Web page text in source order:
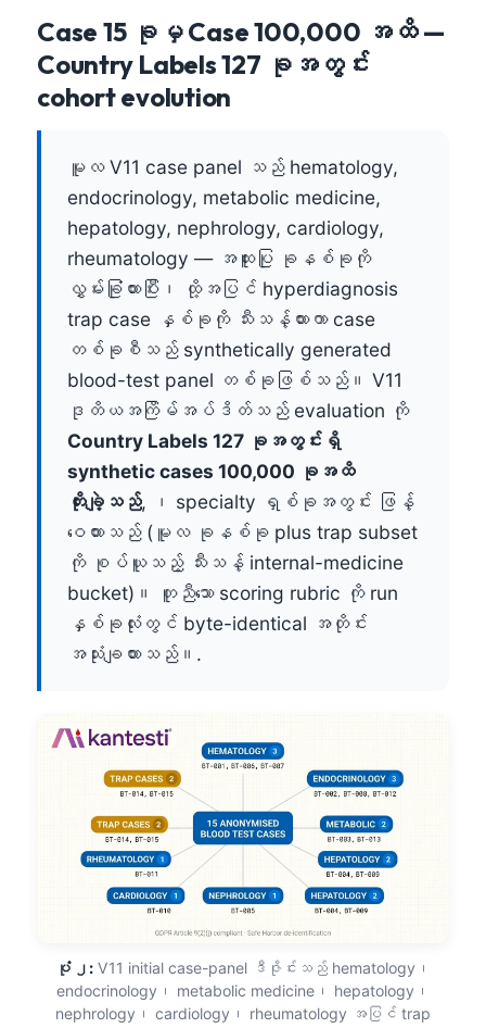
Case 15 ခုမှ Case 100,000 အထိ —
Country Labels 127 ခုအတွင်း
cohort evolution
မူလ V11 case panel သည် hematology,
endocrinology, metabolic medicine,
hepatology, nephrology, cardiology,
rheumatology — အထူးပြု ခုနစ်ခုကို
လွှမ်းခြုံထားပြီး၊ ထို့အပြင် hyperdiagnosis
trap case နှစ်ခုကို သီးသန့်ထားကာ case
တစ်ခုစီသည် synthetically generated
blood-test panel တစ်ခုဖြစ်သည်။ V11
ဒုတိယအကြိမ်အပ်ဒိတ်သည် evaluation ကို
Country Labels 127 ခုအတွင်းရှိ
synthetic cases 100,000 ခုအထိ
တိုးချဲ့သည်, ၊ specialty ရှစ်ခုအတွင်း ဖြန့်
ဝေထားသည် (မူလ ခုနစ်ခု plus trap subset
ကို စုပ်ယူသည့် သီးသန့် internal-medicine
bucket)။ တူညီသော scoring rubric ကို run
နှစ်ခုလုံးတွင် byte-identical အတိုင်း
အသုံးချထားသည်။.
ပုံ ၂: V11 initial case-panel ဒီဇိုင်းသည် hematology၊
endocrinology၊ metabolic medicine၊ hepatology၊
nephrology၊ cardiology၊ rheumatology အပြင် trap